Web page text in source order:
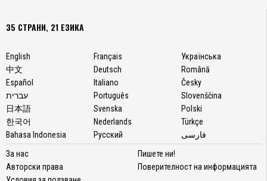
35 СТРАНИ, 21 ЕЗИКА
English
中文
Español
עברית
日本語
한국어
Bahasa Indonesia
Français
Deutsch
Italiano
Português
Svenska
Nederlands
Русский
Українська
Română
Česky
Slovenščina
Polski
Türkçe
فارسی
За нас
Авторски права
Пишете ни!
Поверителност на информацията